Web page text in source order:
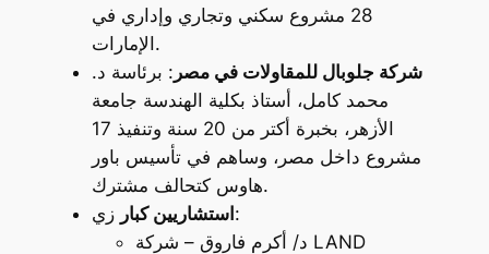
28 مشروع سكني وتجاري وإداري في
الإمارات.
شركة جلوبال للمقاولات في مصر : برئاسة د.
محمد كامل، أستاذ بكلية الهندسة جامعة
الأزهر، بخبرة أكتر من 20 سنة وتنفيذ 17
مشروع داخل مصر، وساهم في تأسيس باور
هاوس كتحالف مشترك.
استشاريين كبارزي:
د/ أكرم فاروق – شركة LAND